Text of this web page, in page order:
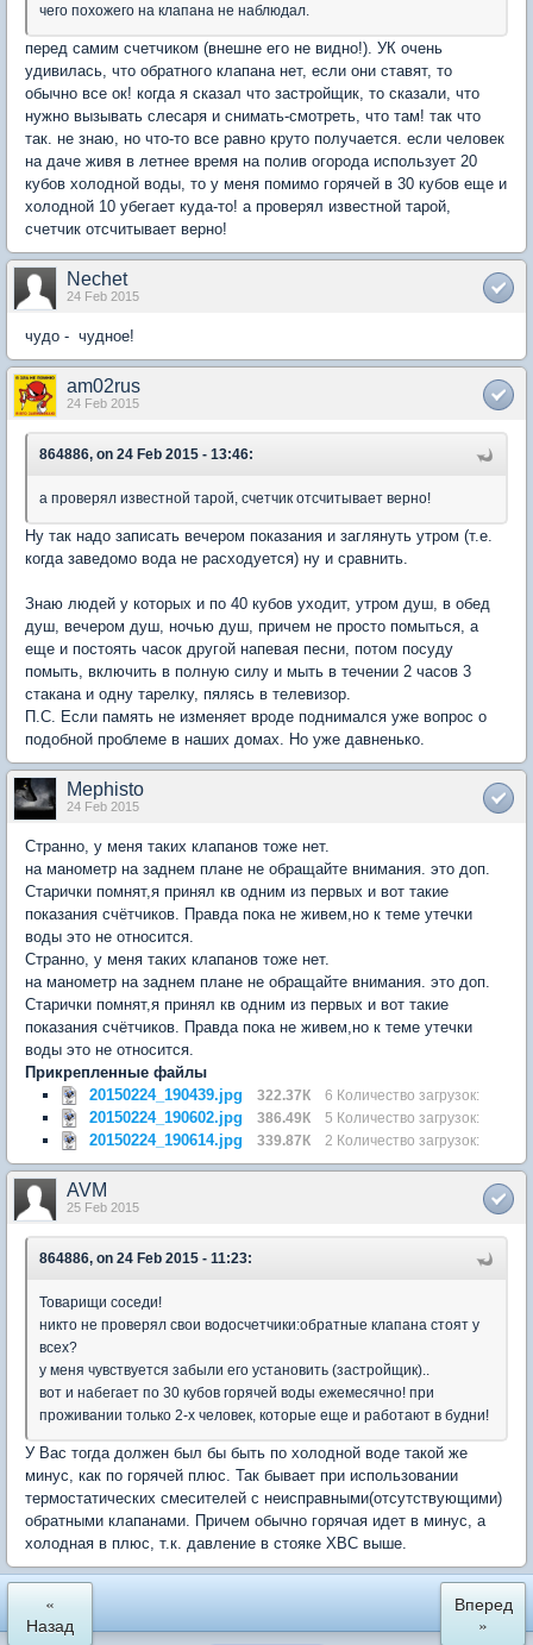
чего похожего на клапана не наблюдал.
перед самим счетчиком (внешне его не видно!). УК очень
удивилась, что обратного клапана нет, если они ставят, то
обычно все ок! когда я сказал что застройщик, то сказали, что
нужно вызывать слесаря и снимать-смотреть, что там! так что
так. не знаю, но что-то все равно круто получается. если человек
на даче живя в летнее время на полив огорода использует 20
кубов холодной воды, то у меня помимо горячей в 30 кубов еще и
холодной 10 убегает куда-то! а проверял известной тарой,
счетчик отсчитывает верно!
Nechet
24 Feb 2015
чудо - чудное!
am02rus
24 Feb 2015
864886, on 24 Feb 2015 - 13:46:
а проверял известной тарой, счетчик отсчитывает верно!
Ну так надо записать вечером показания и заглянуть утром (т.е.
когда заведомо вода не расходуется) ну и сравнить.
Знаю людей у которых и по 40 кубов уходит, утром душ, в обед
душ, вечером душ, ночью душ, причем не просто помыться, а
еще и постоять часок другой напевая песни, потом посуду
помыть, включить в полную силу и мыть в течении 2 часов 3
стакана и одну тарелку, пялясь в телевизор.
П.С. Если память не изменяет вроде поднимался уже вопрос о
подобной проблеме в наших домах. Но уже давненько.
Mephisto
24 Feb 2015
Странно, у меня таких клапанов тоже нет.
на манометр на заднем плане не обращайте внимания. это доп.
Старички помнят,я принял кв одним из первых и вот такие
показания счётчиков. Правда пока не живем,но к теме утечки
воды это не относится.
Странно, у меня таких клапанов тоже нет.
на манометр на заднем плане не обращайте внимания. это доп.
Старички помнят,я принял кв одним из первых и вот такие
показания счётчиков. Правда пока не живем,но к теме утечки
воды это не относится.
Прикрепленные файлы
20150224_190439.jpg
322.37К 6 Количество загрузок:
20150224_190602.jpg 386.49К 5 Количество загрузок:
20150224_190614.jpg 339.87К 2 Количество загрузок:
AVM
25 Feb 2015
864886, on 24 Feb 2015 - 11:23:
Товарищи соседи!
никто не проверял свои водосчетчики:обратные клапана стоят у
всех?
у меня чувствуется забыли его установить (застройщик)..
вот и набегает по 30 кубов горячей воды ежемесячно! при
проживании только 2-х человек, которые еще и работают в будни!
У Вас тогда должен был бы быть по холодной воде такой же
минус, как по горячей плюс. Так бывает при использовании
термостатических смесителей с неисправными(отсутствующими)
обратными клапанами. Причем обычно горячая идет в минус, а
холодная в плюс, т.к. давление в стояке ХВС выше.
«
Назад
Вперед
»